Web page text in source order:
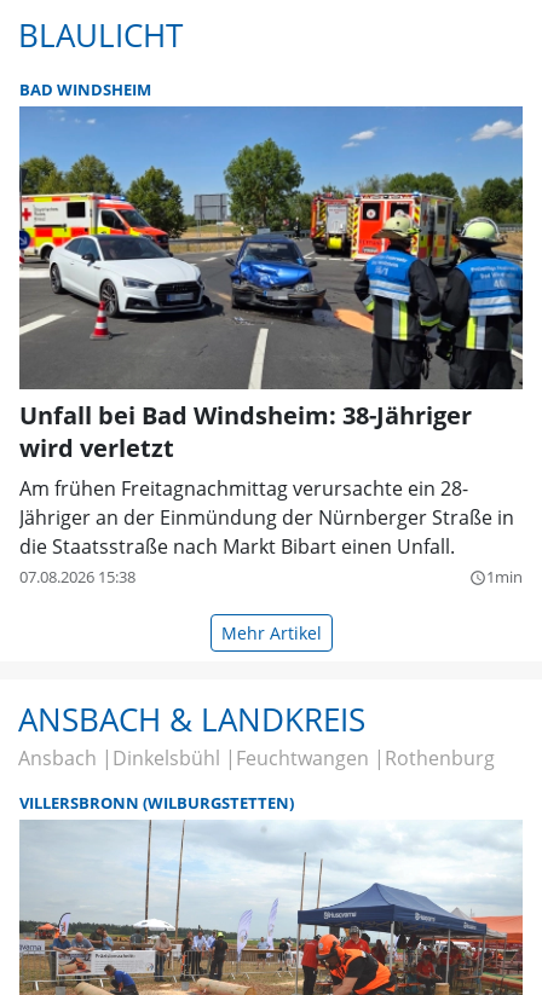
BLAULICHT
BAD WINDSHEIM
Unfall bei Bad Windsheim: 38-Jähriger
wird verletzt
Am frühen Freitagnachmittag verursachte ein 28-
Jähriger an der Einmündung der Nürnberger Straße in
die Staatsstraße nach Markt Bibart einen Unfall.
07.08.2026 15:38 query_builder1min
Mehr Artikel
ANSBACH & LANDKREIS
Ansbach Dinkelsbühl Feuchtwangen Rothenburg
VILLERSBRONN (WILBURGSTETTEN)